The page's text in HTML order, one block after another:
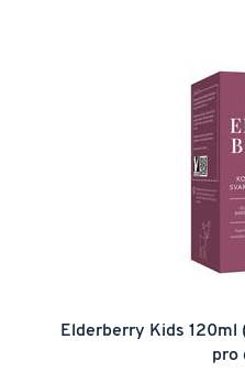
Elderberry Kids
pro